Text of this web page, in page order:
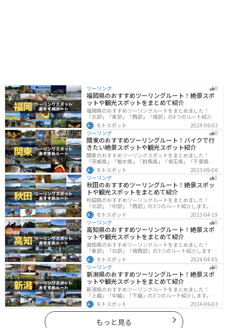
ツーリング 0
福岡県のおすすめツーリングルート！絶景スポ
ットや観光スポットをまとめて紹介
福岡県のおすすめツーリングルートをまとめました！
「北部」「東部」「西部」「南部」の4つのルート紹介し
ます。豊かな自然から歴史ある名所、グルメまで多彩な
魅力が詰まっており、様々な楽しみ方ができます。バイ
クで福岡県にツーリングに行く際は参考にしてくださ
い。
モトスポット
2024-06-03
ツーリング
0
関東のおすすめツーリングルート！バイクで行
きたい絶景スポットや観光スポット紹介
関東のおすすめツーリングスポットをまとめました！
「茨城県」「栃木県」「群馬県」「埼玉県」「千葉県」
「東京都」「神奈川県」の各県の観光地紹介します。自
然豊かな山々や湖、温泉地が点在し、四季折々の景色を
楽しめるスポットが多数あります。バイクで関東にツー
リングに行く際は参考にしてください。
モトスポット
2023-09-06
ツーリング
1
秋田のおすすめツーリングルート！絶景スポッ
トや観光スポットをまとめて紹介
秋田県のおすすめツーリングルートをまとめました！
「北部」「中部」「西部」の3つのルート紹介します。自
然豊かな山々や湖、温泉地が点在し、四季折々の景色を
楽しめるスポットが多数あります。バイクで秋田県にツ
ーリングに行く際は参考にしてください。
モトスポット
2023-04-19
ツーリング
0
高知県のおすすめツーリングルート！絶景スポ
ットや観光スポットをまとめて紹介
高知県のおすすめツーリングルートをまとめました！
「東部」「北部」「南西部」の3つのルート紹介します。
山と海どちらも楽しめるスポットが多数あり、様々な楽
しみ方ができます。バイクで高知県にツーリングに行く
際は参考にしてください。
モトスポット
2024-04-05
ツーリング
0
新潟県のおすすめツーリングルート！絶景スポ
ットや観光スポットをまとめて紹介
新潟県のおすすめツーリングルートをまとめました！
「上越」「中越」「下越」の3つのルート紹介します。自
然豊かな山と海、グルメも充実しており、自然を満喫す
るツーリングができます。バイクで新潟県にツーリング
に行く際は参考にしてください。
モトスポット 2024-06-03
もっと見る